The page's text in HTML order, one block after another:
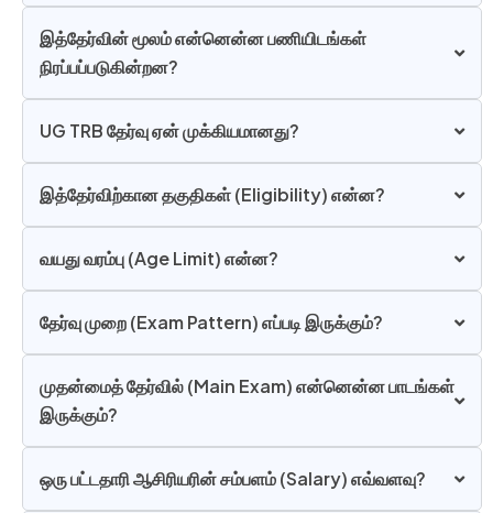
இத்தேர்வின் மூலம் என்னென்ன பணியிடங்கள்
நிரப்பப்படுகின்றன?
UG TRB தேர்வு ஏன் முக்கியமானது?
இத்தேர்விற்கான தகுதிகள் (Eligibility) என்ன?
வயது வரம்பு (Age Limit) என்ன?
தேர்வு முறை (Exam Pattern) எப்படி இருக்கும்?
முதன்மைத் தேர்வில் (Main Exam) என்னென்ன பாடங்கள்
இருக்கும்?
ஒரு பட்டதாரி ஆசிரியரின் சம்பளம் (Salary) எவ்வளவு?